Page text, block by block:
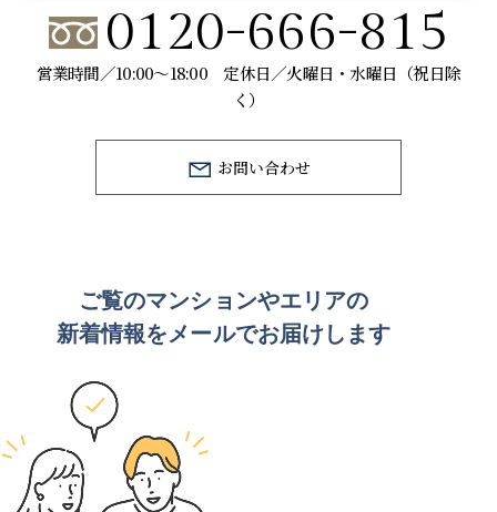
0120-666-815
営業時間／10:00～18:00 定休日／火曜日・水曜日（祝日除
く）
お問い合わせ
ご覧のマンションやエリアの
新着情報をメールでお届けします